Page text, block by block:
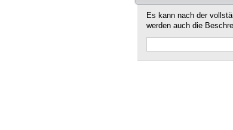
Es kann nach der
werden auch die